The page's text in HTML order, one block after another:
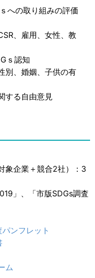
の取り組みの評価
、雇用、女性、教
ｓ認知
、婚姻、子供の有
る自由意見
企業＋競合2社）：3
」、「市版SDGs調査
ンフレット
ム